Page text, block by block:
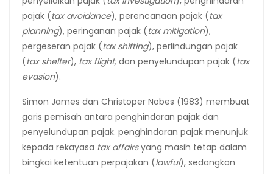
pajak (tax avoidance), perencanaan pajak (tax
planning), peringanan pajak (tax mitigation),
pergeseran pajak (tax shifting), perlindungan pajak
(tax shelter), tax flight, dan penyelundupan pajak (tax
evasion).
Simon James dan Christoper Nobes (1983) membuat
garis pemisah antara penghindaran pajak dan
penyelundupan pajak. penghindaran pajak menunjuk
kepada rekayasa tax affairsyang masih tetap dalam
bingkai ketentuan perpajakan (lawful), sedangkan